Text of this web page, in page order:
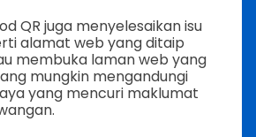
QR juga menyelesaikan isu
alamat web yang ditaip
membuka laman web yang
mungkin mengandungi
yang mencuri maklumat